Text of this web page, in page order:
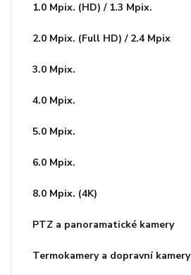
1.0 Mpix. (HD) / 1.3 Mpix.
2.0 Mpix. (Full HD) / 2.4 Mpix
3.0 Mpix.
4.0 Mpix.
5.0 Mpix.
6.0 Mpix.
8.0 Mpix. (4K)
PTZ a panoramatické kamery
Termokamery a dopravní kamery